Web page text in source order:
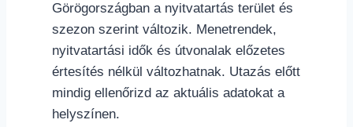
Görögországban a nyitvatartás terület és
szezon szerint változik. Menetrendek,
nyitvatartási idők és útvonalak előzetes
értesítés nélkül változhatnak. Utazás előtt
mindig ellenőrizd az aktuális adatokat a
helyszínen.